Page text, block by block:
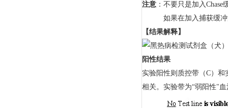
注意 ：不要只是加入
如果在加入捕获缓
【结果解释】
阳性结果
实验阳性则质控带（C）
相关。实验带为“弱阳性"